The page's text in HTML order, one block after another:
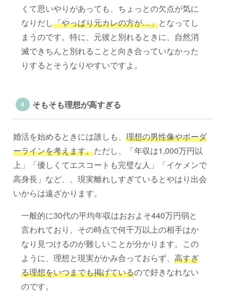
くて思いやりがあっても、ちょっとの欠点が気に
なりだし「やっぱり元カレの方が…」となってし
まうのです。特に、元彼と別れるときに、自然消
滅できちんと別れることと向き合っていなかった
りするとそうなりやすいですよ。
そもそも理想が高すぎる
婚活を始めるときには誰しも、 理想の男性像やボーダ
ーラインを考えます。ただし、「年収は1,000万円以
上」「優しくてエスコートも完璧な人」「イケメンで
高身長」など、、現実離れしすぎているとやはり出会
いからは遠ざかります。
一般的に30代の平均年収はおおよそ440万円弱と
言われており、その時点で何千万以上の相手はか
なり見つけるのが難しいことが分かります。この
ように、理想と現実がかみ合っておらず、 高すぎ
る理想をいつまでも掲げているので好きなれない
のです。